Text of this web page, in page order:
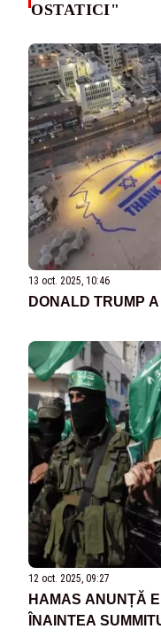
OSTATICI"
13 oct. 2025, 10:46
DONALD TRUMP
12 oct. 2025, 09:27
HAMAS ANUNȚĂ
ÎNAINTEA